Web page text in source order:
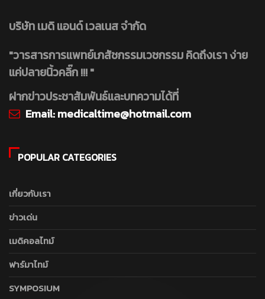
บริษัท เมดิ แอนด์ เวลเนส จำกัด
"วารสารการแพทย์เภสัชกรรมเวชกรรม คิดถึงเรา ง่าย
แค่ปลายนิ้วคลิ๊ก !!! "
ฝากข่าวประชาสัมพันธ์และบทความได้ที่
Email:medicaltime@hotmail.com
POPULAR CATEGORIES
เกี่ยวกับเรา
ข่าวเด่น
เมดิคอลไทม์
ฟาร์มาไทม์
SYMPOSIUM